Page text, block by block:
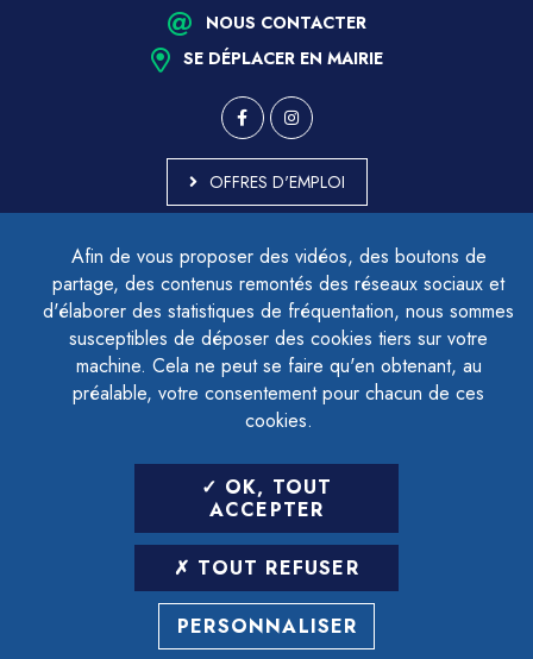
Afin de vous proposer des vidéos, des boutons de
partage, des contenus remontés des réseaux sociaux et
d'élaborer des statistiques de fréquentation, nous sommes
susceptibles de déposer des cookies tiers sur votre
machine. Cela ne peut se faire qu'en obtenant, au
préalable, votre consentement pour chacun de ces
cookies.
OK, TOUT
ACCEPTER
TOUT REFUSER
PERSONNALISER
NOUS CONTACTER
SE DÉPLACER EN MAIRIE
OFFRES D'EMPLOI
ACCESSIBILITÉ - PARTIELLEMENT CONFORME
PLAN DU SITE
MENTIONS LÉGALES
CONTACTER LE DÉLÉGUÉ À LA PROTECTION DES DONNÉES
GESTION DES COOKIES
LETTRE D'INFORMATION
SAISIR VOTRE ADRESSE E-MAIL
POUR VOUS INSCRIRE :
ARCHIVES DÉSINSCRIPTION